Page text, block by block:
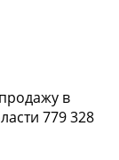
в
779 328